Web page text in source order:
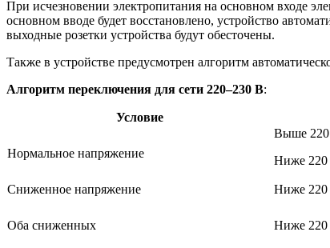
При исчезновении электропитания на основном входе
основном вводе будет восстановлено, устройство
выходные розетки устройства будут обесточены.
Также в устройстве предусмотрен алгоритм
Алгоритм переключения для сети 220–230 В:
Условие
Нормальное напряжение
Выше
Ниже 220
Сниженное напряжение Ниже 220
Оба сниженных Ниже 220